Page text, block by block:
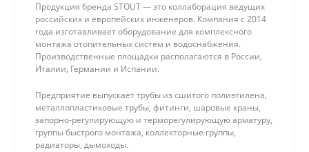
Продукция бренда STOUT — это коллаборация ведущих
российских и европейских инженеров. Компания с 2014
года изготавливает оборудование для комплексного
монтажа отопительных систем и водоснабжения.
Производственные площадки располагаются в России,
Италии, Германии и Испании.
Предприятие выпускает трубы из сшитого полиэтилена,
металлопластиковые трубы, фитинги, шаровые краны,
запорно-регулирующую и терморегулирующую арматуру,
группы быстрого монтажа, коллекторные группы,
радиаторы, дымоходы.